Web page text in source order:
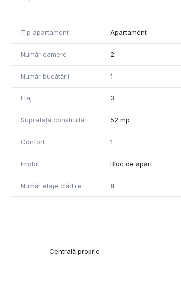
Tip apartament Apartament
Număr camere 2
Număr bucătării 1
Etaj 3
Suprafață construită 52 mp
Confort 1
Imobil Bloc de apart.
Număr etaje clădire 8
Centrală proprie